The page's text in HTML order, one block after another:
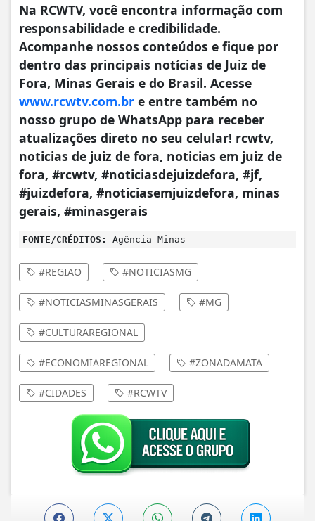
Na RCWTV, você encontra informação com
responsabilidade e credibilidade.
Acompanhe nossos conteúdos e fique por
dentro das principais notícias de Juiz de
Fora, Minas Gerais e do Brasil. Acesse
www.rcwtv.com.br e entre também no
nosso grupo de WhatsApp para receber
atualizações direto no seu celular! rcwtv,
noticias de juiz de fora, noticias em juiz de
fora, #rcwtv, #noticiasdejuizdefora, #jf,
#juizdefora, #noticiasemjuizdefora, minas
gerais, #minasgerais
FONTE/CRÉDITOS: Agência Minas
#REGIAO #NOTICIASMG
#NOTICIASMINASGERAIS #MG
#CULTURAREGIONAL
#ECONOMIAREGIONAL #ZONADAMATA
#CIDADES #RCWTV